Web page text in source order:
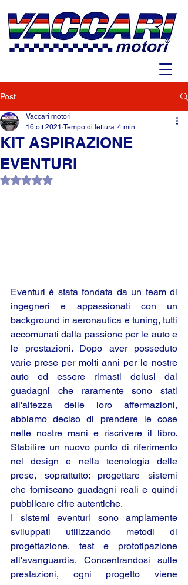
Post
KIT ASPIRAZIONE
EVENTURI
Vaccari motori
16 ott 2021 Tempo di lettura: 4 min
Valutazione NaN stelle su 5.
Eventuri è stata fondata da un team di
ingegneri e appassionati con un
background in aeronautica e tuning, tutti
accomunati dalla passione per le auto e
le prestazioni. Dopo aver posseduto
varie prese per molti anni per le nostre
auto ed essere rimasti delusi dai
guadagni che raramente sono stati
all'altezza delle loro affermazioni,
abbiamo deciso di prendere le cose
nelle nostre mani e riscrivere il libro.
Stabilire un nuovo punto di riferimento
nel design e nella tecnologia delle
prese, soprattutto: progettare sistemi
che forniscano guadagni reali e quindi
pubblicare cifre autentiche.
I sistemi eventuri sono ampiamente
sviluppati utilizzando metodi di
progettazione, test e prototipazione
all'avanguardia. Concentrandosi sulle
prestazioni, ogni progetto viene